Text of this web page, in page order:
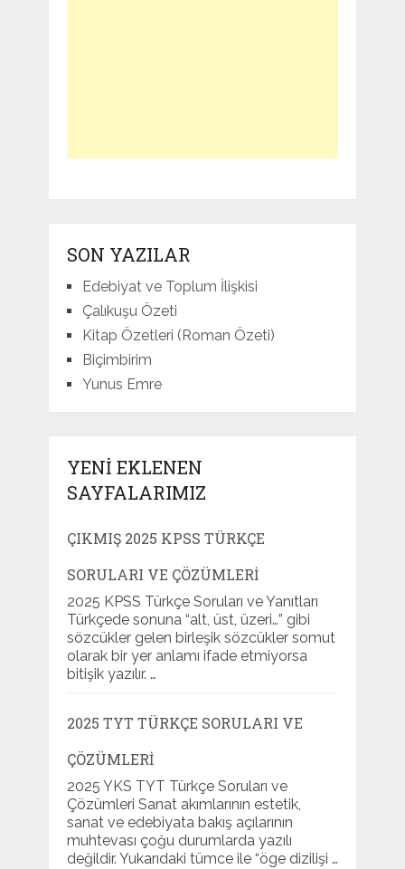
SON YAZILAR
Edebiyat ve Toplum İlişkisi
Çalıkuşu Özeti
Kitap Özetleri (Roman Özeti)
Biçimbirim
Yunus Emre
YENI EKLENEN
SAYFALARIMIZ
ÇIKMIŞ 2025 KPSS TÜRKÇE
SORULARI VE ÇÖZÜMLERI
2025 KPSS Türkçe Soruları ve Yanıtları
Türkçede sonuna “alt, üst, üzeri…” gibi
sözcükler gelen birleşik sözcükler somut
olarak bir yer anlamı ifade etmiyorsa
bitişik yazılır. …
2025 TYT TÜRKÇE SORULARI VE
ÇÖZÜMLERI
2025 YKS TYT Türkçe Soruları ve
Çözümleri Sanat akımlarının estetik,
sanat ve edebiyata bakış açılarının
muhtevası çoğu durumlarda yazılı
değildir. Yukarıdaki tümce ile “öge dizilişi …